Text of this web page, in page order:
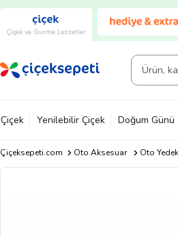
Çiçek ve Gurme Lezzetler
Çiçek Yenilebilir Çiçek Doğum Günü
Çiçeksepeti.com Oto Aksesuar Oto